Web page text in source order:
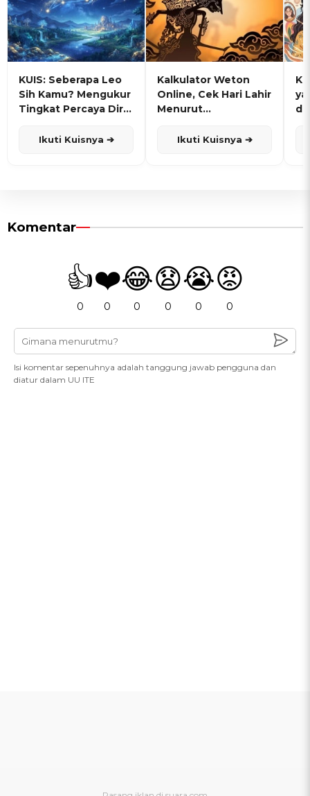
KUIS: Seberapa Leo
Sih Kamu? Mengukur
Tingkat Percaya Diri
Ikuti Kuisnya ➔
Kalkulator Weton
Online, Cek Hari Lahir
Menurut
Ikuti Kuisnya ➔
Komentar
👍
0
❤️
0
😂
0
😧
0
😭
0
😡
0
Isi komentar sepenuhnya adalah tanggung jawab pengguna dan
diatur dalam UU ITE